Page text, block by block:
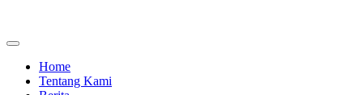
Home
Tentang Kami